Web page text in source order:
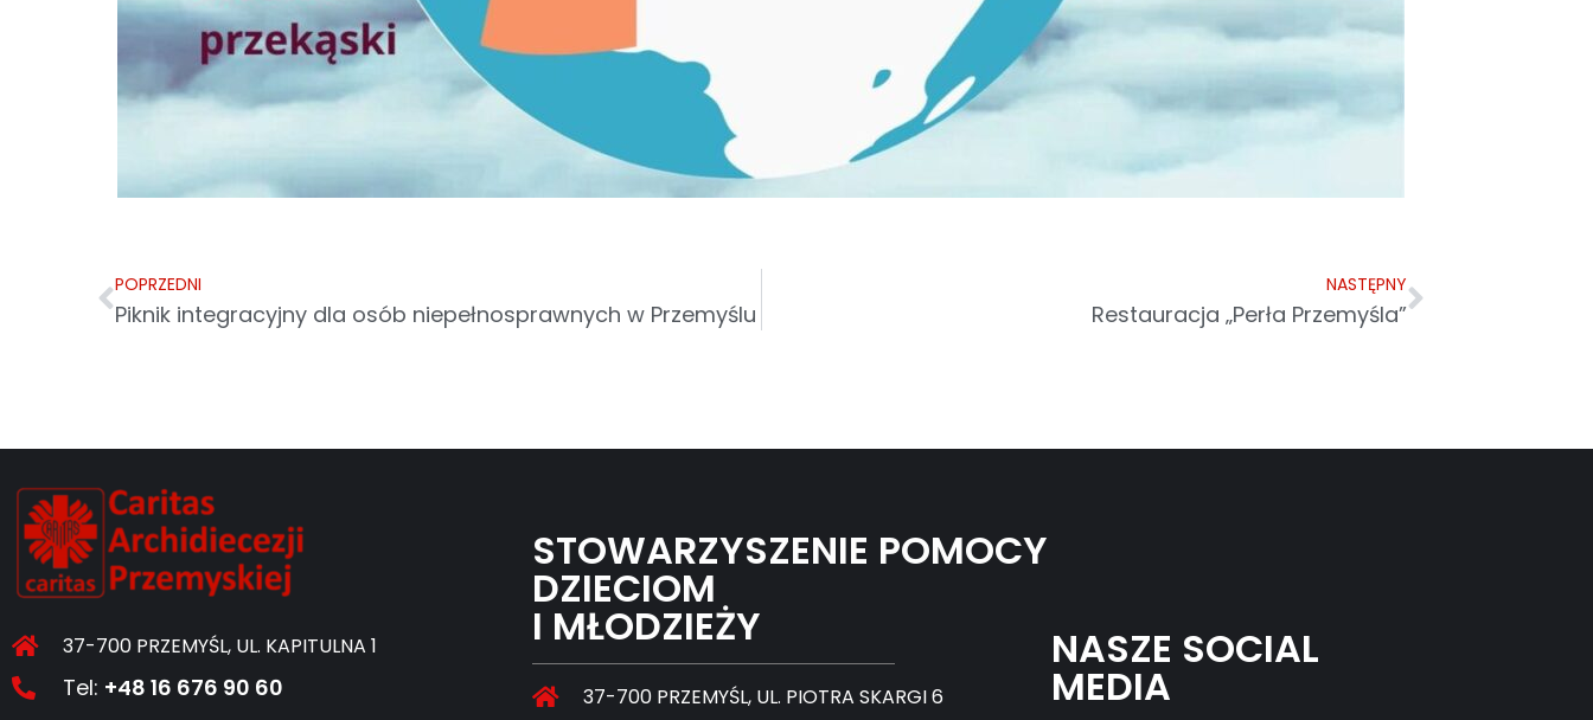
POPRZEDNI
Piknik integracyjny dla osób niepełnosprawnych w Przemyślu
NASTĘPNY
Restauracja „Perła Przemyśla”
37-700 PRZEMYŚL, UL. KAPITULNA 1
Tel: +48 16 676 90 60
STOWARZYSZENIE POMOCY
DZIECIOM
I MŁODZIEŻY
37-700 PRZEMYŚL, UL. PIOTRA SKARGI 6
NASZE SOCIAL
MEDIA